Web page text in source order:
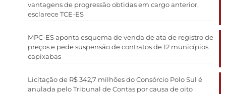
vantagens de progressão obtidas em cargo anterior,
esclarece TCE-ES
MPC-ES aponta esquema de venda de ata de registro de
preços e pede suspensão de contratos de 12 municípios
capixabas
Licitação de R$ 342,7 milhões do Consórcio Polo Sul é
anulada pelo Tribunal de Contas por causa de oito